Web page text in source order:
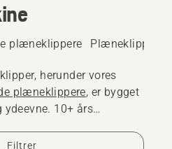
plæneklippere Plæneklipper
herunder vores
plæneklippere, er bygget
10+ års
hele verden er der, hvis
Filtrer